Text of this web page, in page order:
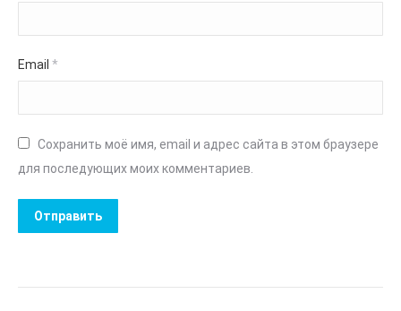
Email *
Сохранить моё имя, email и адрес сайта в этом браузере
для последующих моих комментариев.